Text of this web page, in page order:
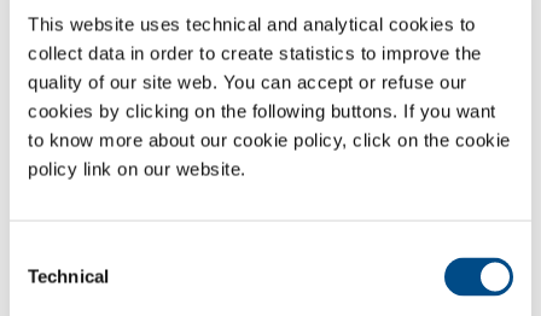
This website uses technical and analytical cookies to
collect data in order to create statistics to improve the
quality of our site web. You can accept or refuse our
cookies by clicking on the following buttons. If you want
to know more about our cookie policy, click on the cookie
policy link on our website.
Selection
Technical
mantenere costante all’interno del sistema una adeguata pressione di
gas inerte, tramite appositi sistemi di controllo e apparecchiature che
permettono di spurgare gas durante le fasi di caricamento dei
serbatoi e caricare gas durante le fasi di prelievo.
L’azoto è il gas inerte maggiormente utilizzato per le sue
caratteristiche peculiari :
I gas nobili ed in particolare l’argon, caratterizzato da una superiore